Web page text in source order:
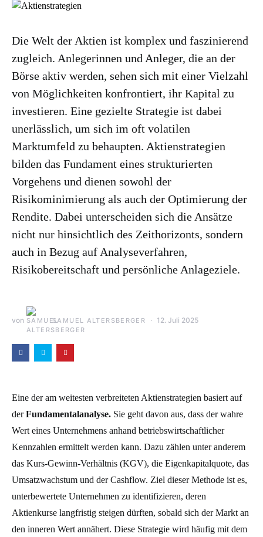
Die Welt der Aktien ist komplex und faszinierend
zugleich. Anlegerinnen und Anleger, die an der
Börse aktiv werden, sehen sich mit einer Vielzahl
von Möglichkeiten konfrontiert, ihr Kapital zu
investieren. Eine gezielte Strategie ist dabei
unerlässlich, um sich im oft volatilen
Marktumfeld zu behaupten. Aktienstrategien
bilden das Fundament eines strukturierten
Vorgehens und dienen sowohl der
Risikominimierung als auch der Optimierung der
Rendite. Dabei unterscheiden sich die Ansätze
nicht nur hinsichtlich des Zeithorizonts, sondern
auch in Bezug auf Analyseverfahren,
Risikobereitschaft und persönliche Anlageziele.
von SAMUEL ALTERSBERGER 12. Juli 2025
Eine der am weitesten verbreiteten Aktienstrategien basiert auf
derFundamentalanalyse. Sie geht davon aus, dass der wahre
Wert eines Unternehmens anhand betriebswirtschaftlicher
Kennzahlen ermittelt werden kann. Dazu zählen unter anderem
das Kurs-Gewinn-Verhältnis (KGV), die Eigenkapitalquote, das
Umsatzwachstum und der Cashflow. Ziel dieser Methode ist es,
unterbewertete Unternehmen zu identifizieren, deren
Aktienkurse langfristig steigen dürften, sobald sich der Markt an
den inneren Wert annähert. Diese Strategie wird häufig mit dem